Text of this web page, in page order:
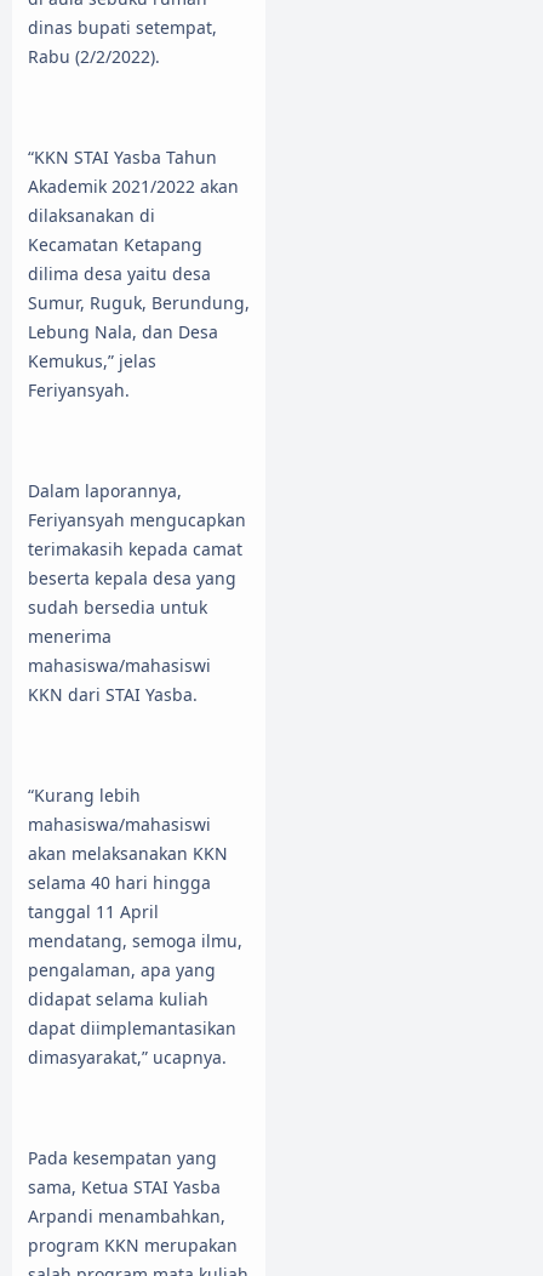
dinas bupati setempat,
Rabu (2/2/2022).
“KKN STAI Yasba Tahun
Akademik 2021/2022 akan
dilaksanakan di
Kecamatan Ketapang
dilima desa yaitu desa
Sumur, Ruguk, Berundung,
Lebung Nala, dan Desa
Kemukus,” jelas
Feriyansyah.
Dalam laporannya,
Feriyansyah mengucapkan
terimakasih kepada camat
beserta kepala desa yang
sudah bersedia untuk
menerima
mahasiswa/mahasiswi
KKN dari STAI Yasba.
“Kurang lebih
mahasiswa/mahasiswi
akan melaksanakan KKN
selama 40 hari hingga
tanggal 11 April
mendatang, semoga ilmu,
pengalaman, apa yang
didapat selama kuliah
dapat diimplemantasikan
dimasyarakat,” ucapnya.
Pada kesempatan yang
sama, Ketua STAI Yasba
Arpandi menambahkan,
program KKN merupakan